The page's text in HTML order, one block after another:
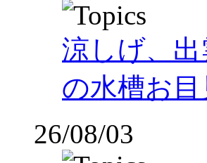
涼しげ、
の水槽お
26/08/03